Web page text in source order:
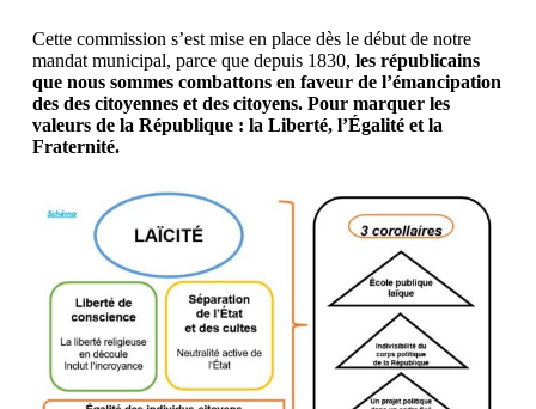
Cette commission s’est mise en place dès le début de notre
mandat municipal, parce que depuis 1830, les républicains
que nous sommes combattons en faveur de l’émancipation
des des citoyennes et des citoyens. Pour marquer les
valeurs de la République : la Liberté, l’Égalité et la
Fraternité.